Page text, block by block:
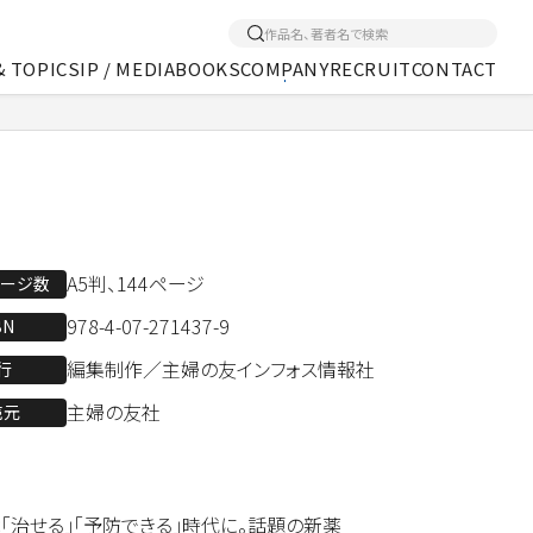
TOPICSIP / MEDIABOOKSCOMPANYRECRUITCONTACT
ジ数 A5判、144ページ
978-4-07-271437-9
編集制作／主婦の友インフォス情報社
主婦の友社
せる」「予防できる」時代に。話題の新薬